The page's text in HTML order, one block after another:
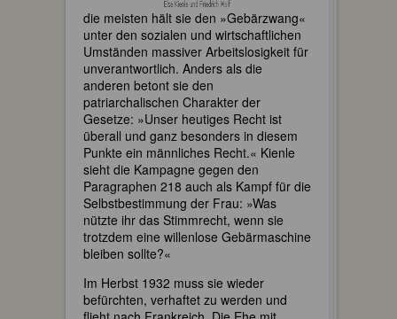
die meisten hält sie den »Gebärzwang«
unter den sozialen und wirtschaftlichen
Umständen massiver Arbeitslosigkeit für
unverantwortlich. Anders als die
anderen betont sie den
patriarchalischen Charakter der
Gesetze: »Unser heutiges Recht ist
überall und ganz besonders in diesem
Punkte ein männliches Recht.« Kienle
sieht die Kampagne gegen den
Paragraphen 218 auch als Kampf für die
Selbstbestimmung der Frau: »Was
nützte ihr das Stimmrecht, wenn sie
trotzdem eine willenlose Gebärmaschine
bleiben sollte?«
Im Herbst 1932 muss sie wieder
befürchten, verhaftet zu werden und